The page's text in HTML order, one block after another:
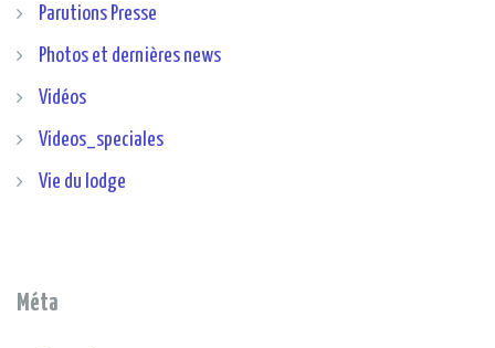
Parutions Presse
Photos et dernières news
Vidéos
Videos_speciales
Vie du lodge
Méta